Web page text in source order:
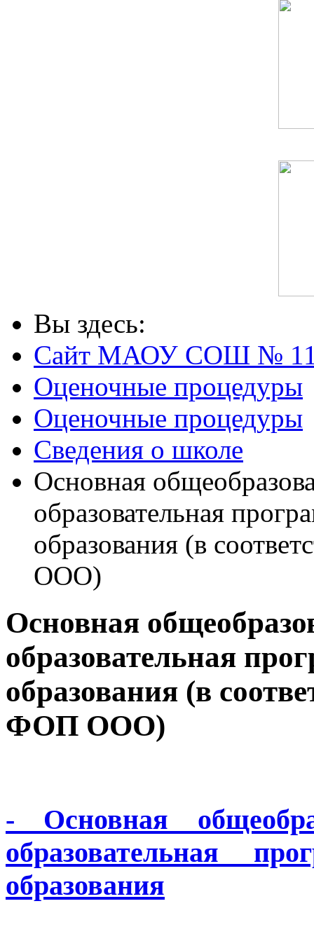
Вы здесь:
Сайт МАОУ СОШ №
Оценочные процедуры
Оценочные процедуры
Сведения о школе
Основная
образовательная
образования (в
ООО)
Основная
образовательная
образования (в
ФОП ООО)
- Основная
образовательная
образования